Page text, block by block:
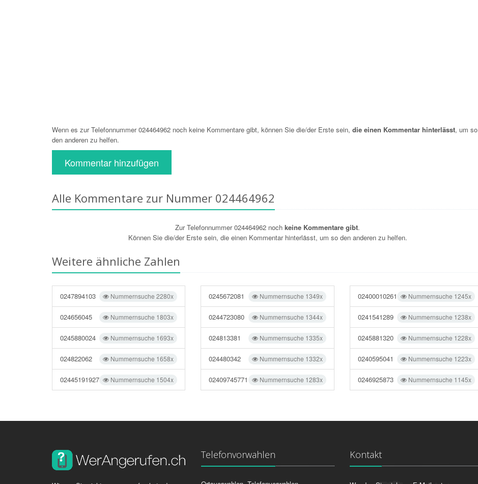
Wenn es zur Telefonnummer 024464962 noch keine Kommentare gibt, können Sie die/der Erste sein, die einen Kommentar hinterlässt, um so
den anderen zu helfen.
Kommentar hinzufügen
Alle Kommentare zur Nummer 024464962
Zur Telefonnummer 024464962 nochkeine Kommentare gibt.
Können Sie die/der Erste sein, die einen Kommentar hinterlässt, um so den anderen zu helfen.
Weitere ähnliche Zahlen
Nummernsuche 2280x
0247894103
Nummernsuche 1803x
024656045
Nummernsuche 1693x
0245880024
Nummernsuche 1658x
024822062
Nummernsuche 1504x
02445191927
Nummernsuche 1349x
0245672081
Nummernsuche 1344x
0244723080
Nummernsuche 1335x
024813381
Nummernsuche 1332x
024480342
Nummernsuche 1283x
02409745771
Nummernsuche 1245x
02400010261
Nummernsuche 1238x
0241541289
Nummernsuche 1228x
0245881320
Nummernsuche 1223x
0240595041
Nummernsuche 1145x
0246925873
Telefonvorwahlen Kontakt